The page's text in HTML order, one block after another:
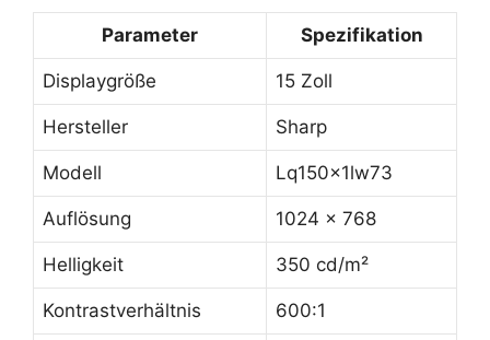
Parameter Spezifikation
Displaygröße 15 Zoll
Hersteller Sharp
Modell Lq150x1lw73
Auflösung 1024 x 768
Helligkeit 350 cd/m²
Kontrastverhältnis 600:1